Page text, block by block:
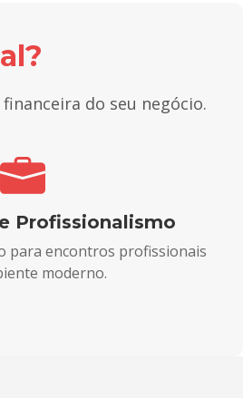
do seu negócio.
Profissionalismo
para encontros profissionais
moderno.